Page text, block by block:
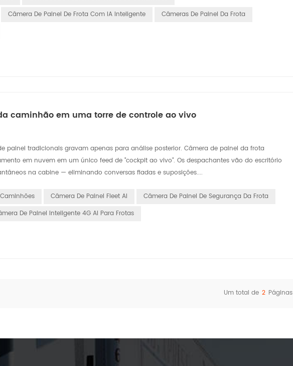
Câmera De Painel De Frota Com IA Inteligente
Câmeras De Painel Da Frota
caminhão em uma torre de controle ao vivo
de painel tradicionais gravam apenas para análise posterior. Câmera de painel da frota
em nuvem em um único feed de "cockpit ao vivo". Os despachantes vão do escritório
na cabine — eliminando conversas fiadas e suposições....
Câmera De Painel Fleet AI
Câmera De Painel De Segurança Da Frota
De Painel Inteligente 4G AI Para Frotas
Um total de 2 Páginas